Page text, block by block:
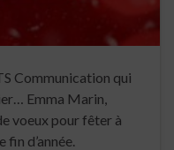
Communication qui
Emma Marin,
voeux pour fêter à
d’année.